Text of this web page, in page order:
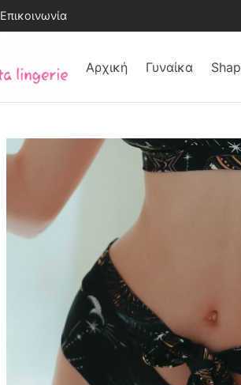
Επικοινωνία
Αρχική Γυναίκα